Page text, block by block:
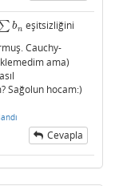
bn eşitsizliğini
Cauchy-
ama)
Sağolun hocam:)
Cevapla